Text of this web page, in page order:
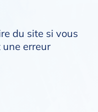
du site si vous
une erreur